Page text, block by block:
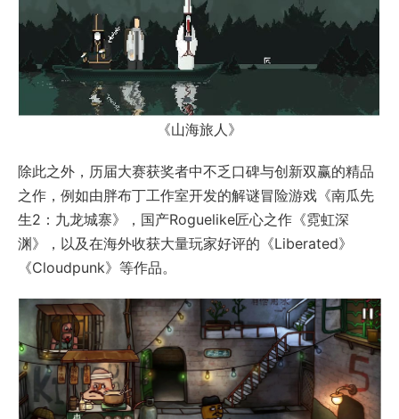
《山海旅人》
除此之外，历届大赛获奖者中不乏口碑与创新双赢的精品
之作，例如由胖布丁工作室开发的解谜冒险游戏《南瓜先
生2：九龙城寨》，国产Roguelike匠心之作《霓虹深
渊》，以及在海外收获大量玩家好评的《Liberated》
《Cloudpunk》等作品。